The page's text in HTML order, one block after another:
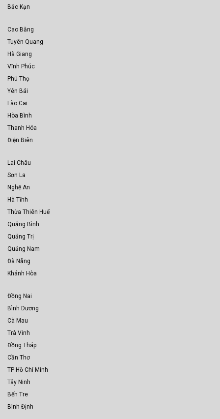
Bắc Kạn
Cao Bằng
Tuyên Quang
Hà Giang
Vĩnh Phúc
Phú Thọ
Yên Bái
Lào Cai
Hòa Bình
Thanh Hóa
Điện Biên
Lai Châu
Sơn La
Nghệ An
Hà Tĩnh
Thừa Thiên Huế
Quảng Bình
Quảng Trị
Quảng Nam
Đà Nẵng
Khánh Hòa
Đồng Nai
Bình Dương
Cà Mau
Trà Vinh
Đồng Tháp
Cần Thơ
TP Hồ Chí Minh
Tây Ninh
Bến Tre
Bình Định